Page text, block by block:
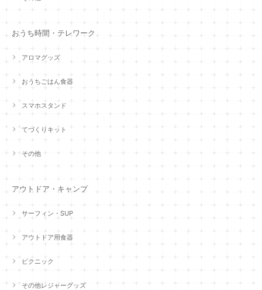
おうち時間・テレワーク
アロマグッズ
おうちごはん食器
スマホスタンド
てづくりキット
その他
アウトドア・キャンプ
サーフィン・SUP
アウトドア用食器
ピクニック
その他レジャーグッズ